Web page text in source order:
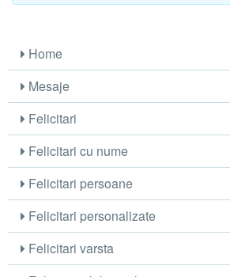
Home
Mesaje
Felicitari
Felicitari cu nume
Felicitari persoane
Felicitari personalizate
Felicitari varsta